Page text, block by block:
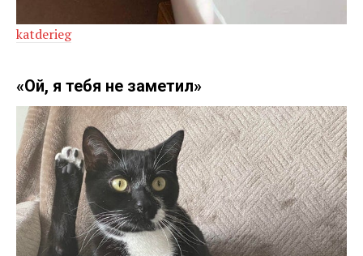
katderieg
«Ой, я тебя не заметил»